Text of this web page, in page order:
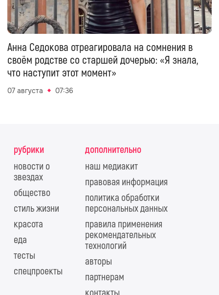
Анна Седокова отреагировала на сомнения в
своём родстве со старшей дочерью: «Я знала,
что наступит этот момент»
07 августа 07:36
рубрики
новости о
звездах
общество
стиль жизни
красота
еда
тесты
спецпроекты
дополнительно
наш медиакит
правовая информация
политика обработки
персональных данных
правила применения
рекомендательных
технологий
авторы
партнерам